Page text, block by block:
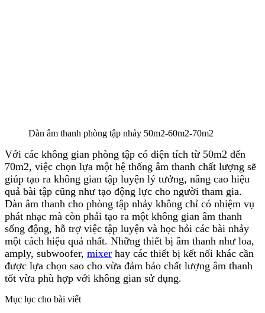
Dàn âm thanh phòng tập nhảy 50m2-60m2-70m2
Với các không gian phòng tập có diện tích từ 50m2 đến
70m2, việc chọn lựa một hệ thống âm thanh chất lượng sẽ
giúp tạo ra không gian tập luyện lý tưởng, nâng cao hiệu
quả bài tập cũng như tạo động lực cho người tham gia.
Dàn âm thanh cho phòng tập nhảy không chỉ có nhiệm vụ
phát nhạc mà còn phải tạo ra một không gian âm thanh
sống động, hỗ trợ việc tập luyện và học hỏi các bài nhảy
một cách hiệu quả nhất. Những thiết bị âm thanh như loa,
amply, subwoofer, mixer hay các thiết bị kết nối khác cần
được lựa chọn sao cho vừa đảm bảo chất lượng âm thanh
tốt vừa phù hợp với không gian sử dụng.
Mục lục cho bài viết